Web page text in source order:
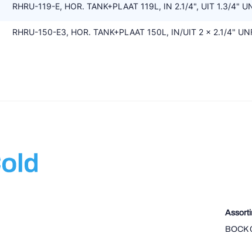
RHRU-119-E, HOR. TANK+PLAAT 119L, IN 2.1/4", UIT 1.3/4"
RHRU-150-E3, HOR. TANK+PLAAT 150L, IN/UIT 2 x 2.1/4"
BOCK